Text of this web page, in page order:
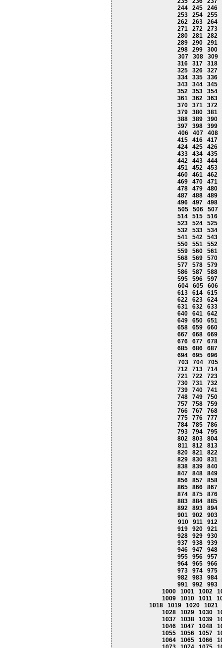
244
245
246
253
254
255
262
263
264
271
272
273
280
281
282
289
290
291
298
299
300
307
308
309
316
317
318
325
326
327
334
335
336
343
344
345
352
353
354
361
362
363
370
371
372
379
380
381
388
389
390
397
398
399
406
407
408
415
416
417
424
425
426
433
434
435
442
443
444
451
452
453
460
461
462
469
470
471
478
479
480
487
488
489
496
497
498
505
506
507
514
515
516
523
524
525
532
533
534
541
542
543
550
551
552
559
560
561
568
569
570
577
578
579
586
587
588
595
596
597
604
605
606
613
614
615
622
623
624
631
632
633
640
641
642
649
650
651
658
659
660
667
668
669
676
677
678
685
686
687
694
695
696
703
704
705
712
713
714
721
722
723
730
731
732
739
740
741
748
749
750
757
758
759
766
767
768
775
776
777
784
785
786
793
794
795
802
803
804
811
812 813
820
821
822
829
830
831
838
839
840
847
848
849
856
857
858
865
866
867
874
875
876
883
884
885
892
893
894
901
902
903
910
911 912
919
920
921
928
929
930
937
938
939
946
947
948
955
956
957
964
965
966
973
974
975
982
983
984
991
992
993
1000
1001 1002
1009
1010 1011
1018
1019 1020
1021
1028
1029 1030
1037
1038 1039
1046
1047 1048
1055
1056 1057
1064
1065 1066